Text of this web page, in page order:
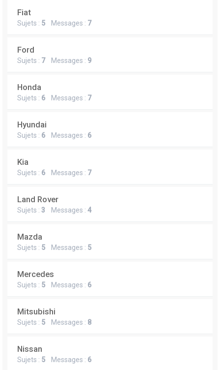
Fiat
Sujets : 5 Messages : 7
Ford
Sujets : 7Messages : 9
Honda
Sujets : 6 Messages : 7
Hyundai
Sujets : 6 Messages : 6
Kia
Sujets : 6 Messages : 7
Land Rover
Sujets : 3 Messages : 4
Mazda
Sujets : 5 Messages : 5
Mercedes
Sujets : 5 Messages : 6
Mitsubishi
Sujets : 5 Messages : 8
Nissan
Sujets : 5 Messages : 6